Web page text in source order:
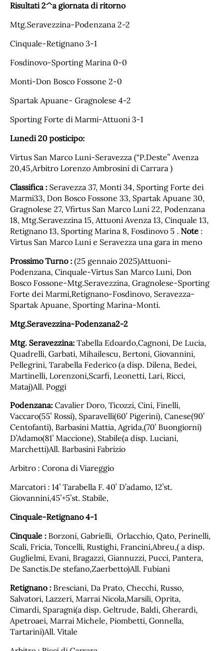
Risultati 2^a giornata di ritorno
Mtg.Seravezzina-Podenzana 2-2
Cinquale-Retignano 3-1
Fosdinovo-Sporting Marina 0-0
Monti-Don Bosco Fossone 2-0
Spartak Apuane- Gragnolese 4-2
Sporting Forte di Marmi-Attuoni 3-1
Lunedi 20 posticipo:
Virtus San Marco Luni-Seravezza (“P.Deste” Avenza
20,45,Arbitro Lorenzo Ambrosini di Carrara )
Classifica : Seravezza 37, Monti 34, Sporting Forte dei
Marmi33, Don Bosco Fossone 33, Spartak Apuane 30,
Gragnolese 27, Vfirtus San Marco Luni 22, Podenzana
18, Mtg.Seravezzina 15, Attuoni Avenza 13, Cinquale 13,
Retignano 13, Sporting Marina 8, Fosdinovo 5 . Note :
Virtus San Marco Luni e Seravezza una gara in meno
Prossimo Turno : (25 gennaio 2025)Attuoni-
Podenzana, Cinquale-Virtus San Marco Luni, Don
Bosco Fossone-Mtg.Seravezzina, Gragnolese-Sporting
Forte dei Marmi,Retignano-Fosdinovo, Seravezza-
Spartak Apuane, Sporting Marina-Monti.
Mtg.Seravezzina-Podenzana2-2
Mtg. Seravezzina: Tabella Edoardo,Cagnoni, De Lucia,
Quadrelli, Garbati, Mihailescu, Bertoni, Giovannini,
Pellegrini, Tarabella Federico (a disp. Dilena, Bedei,
Martinelli, Lorenzoni,Scarfi, Leonetti, Lari, Ricci,
Mataj)All. Poggi
Podenzana: Cavalier Doro, Ticozzi, Cini, Finelli,
Vaccaro(55’ Rossi), Sparavelli(60’ Pigerini), Canese(90’
Centofanti), Barbasini Mattia, Agrida,(70’ Buongiorni)
D’Adamo(81’ Maccione), Stabile(a disp. Luciani,
Marchetti)All. Barbasini Fabrizio
Arbitro : Corona di Viareggio
Marcatori : 14’ Tarabella F. 40’ D’adamo, 12’st.
Giovannini,45’+5’st. Stabile,
Cinquale-Retignano 4-1
Cinquale : Borzoni, Gabrielli, Orlacchio, Qato, Perinelli,
Scali, Fricia, Toncelli, Rustighi, Francini,Abreu,( a disp.
Guglielmi, Evani, Bragazzi, Giannuzzi, Pucci, Pantera,
De Sanctis.De stefano,Zaerbetto)All. Fubiani
Retignano : Bresciani, Da Prato, Checchi, Russo,
Salvatori, Lazzeri, Marrai Nicola,Marsili, Oprita,
Cimardi, Sparagni(a disp. Geltrude, Baldi, Gherardi,
Apetroaei, Marrai Michele, Piombetti, Gonnella,
Tartarini)All. Vitale